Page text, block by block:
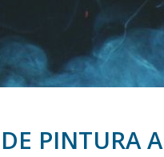
PINTURA